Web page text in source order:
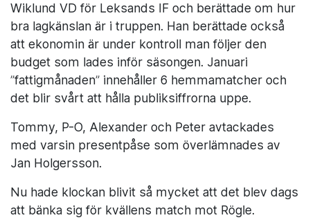
Wiklund VD för Leksands IF och berättade om hur
bra lagkänslan är i truppen. Han berättade också
att ekonomin är under kontroll man följer den
budget som lades inför säsongen. Januari
”fattigmånaden” innehåller 6 hemmamatcher och
det blir svårt att hålla publiksiffrorna uppe.
Tommy, P-O, Alexander och Peter avtackades
med varsin presentpåse som överlämnades av
Jan Holgersson.
Nu hade klockan blivit så mycket att det blev dags
att bänka sig för kvällens match mot Rögle.